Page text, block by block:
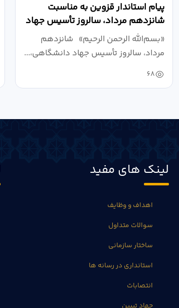
پیام استاندار قزوین به مناسبت
شانزدهم مرداد، سالروز تأسیس جهاد
دانشگاهی
«بسم‌الله الرحمن الرحیم» شانزدهم
مرداد، سالروز تأسیس جهاد دانشگاهی،...
68
لینک های مفید
اهداف و وظایف
سوالات متداول
ساختار سازمانی
استانداری در رسانه ها
انتصابات